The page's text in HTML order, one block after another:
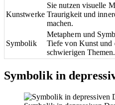
Kunstwerke
Sie nutzen visuelle
Traurigkeit und
machen.
Symbolik
Metaphern und
Tiefe von Kunst und
schwierigen Themen.
Symbolik in